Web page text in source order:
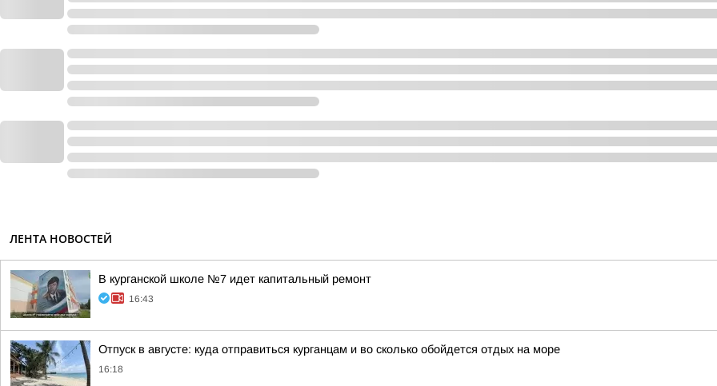
ЛЕНТА НОВОСТЕЙ
В курганской школе №7 идет капитальный ремонт
16:43
Отпуск в августе: куда отправиться курганцам и во сколько обойдется отдых на море
16:18